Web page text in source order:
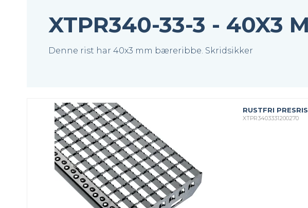
kryssribber
Byggeplasstrinn
Se alle
Se alle
Festebeslag - Opptrekksrister
XTPR340-33-3 - 40X3
Denne rist har 40x3 mm bæreribbe. Skridsikker
RUSTFRI
XTPR3403331200270